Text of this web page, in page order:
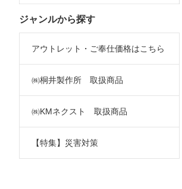
ジャンルから探す
アウトレット・ご奉仕価格はこちら
㈱桐井製作所 取扱商品
㈱KMネクスト 取扱商品
【特集】災害対策